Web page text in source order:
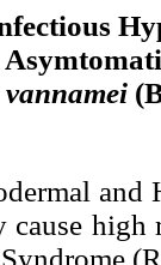
vannamei
cause